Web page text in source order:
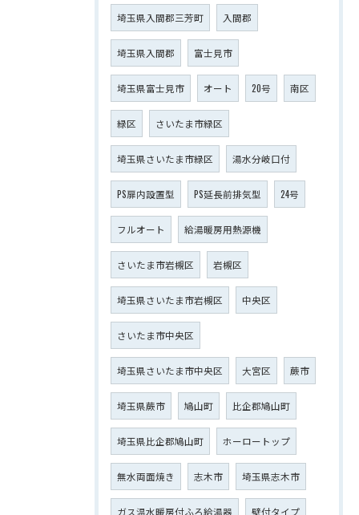
埼玉県入間郡三芳町 入間郡
埼玉県入間郡 富士見市
埼玉県富士見市 オート 20号 南区
緑区 さいたま市緑区
埼玉県さいたま市緑区 湯水分岐口付
PS扉内設置型 PS延長前排気型 24号
フルオート 給湯暖房用熱源機
さいたま市岩槻区 岩槻区
埼玉県さいたま市岩槻区 中央区
さいたま市中央区
埼玉県さいたま市中央区 大宮区 蕨市
埼玉県蕨市 鳩山町 比企郡鳩山町
埼玉県比企郡鳩山町 ホーロートップ
無水両面焼き 志木市 埼玉県志木市
ガス温水暖房付ふろ給湯器 壁付タイプ